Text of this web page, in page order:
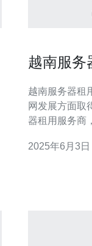
越南服务
越南服务器租用价格最优惠
网发展方面取
器租用服务商
服务器租用价
2025年6月3日